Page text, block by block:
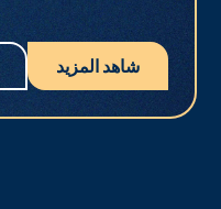
شاهد المزيد